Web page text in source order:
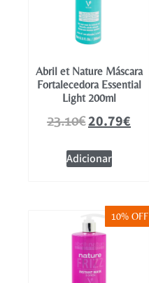
Abril et Nature Máscara
Fortalecedora Essential
Light 200ml
23.10€20.79€
Adicionar
10% OFF